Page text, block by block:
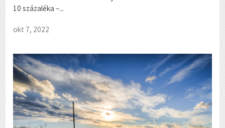
10 százaléka –...
okt 7, 2022